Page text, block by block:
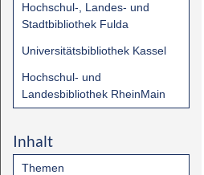
Hochschul-, Landes- und
Stadtbibliothek Fulda
Universitätsbibliothek Kassel
Hochschul- und
Landesbibliothek RheinMain
Inhalt
Themen